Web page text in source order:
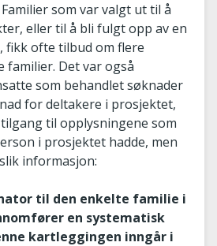
som var valgt ut til å
eller til å bli fulgt opp av en
ofte tilbud om flere
familier. Det var også
som behandlet søknader
for deltakere i prosjektet,
til opplysningene som
i prosjektet hadde, men
informasjon:
til den enkelte familie i
en systematisk
kartleggingen inngår i